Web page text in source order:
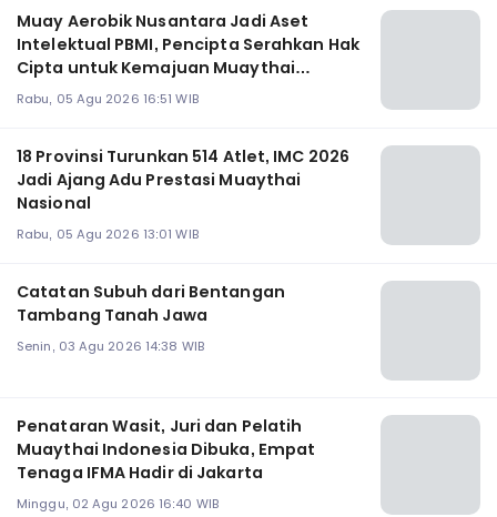
Muay Aerobik Nusantara Jadi Aset
Intelektual PBMI, Pencipta Serahkan Hak
Cipta untuk Kemajuan Muaythai
Indonesia
Rabu, 05 Agu 2026 16:51 WIB
18 Provinsi Turunkan 514 Atlet, IMC 2026
Jadi Ajang Adu Prestasi Muaythai
Nasional
Rabu, 05 Agu 2026 13:01 WIB
Catatan Subuh dari Bentangan
Tambang Tanah Jawa
Senin, 03 Agu 2026 14:38 WIB
Penataran Wasit, Juri dan Pelatih
Muaythai Indonesia Dibuka, Empat
Tenaga IFMA Hadir di Jakarta
Minggu, 02 Agu 2026 16:40 WIB